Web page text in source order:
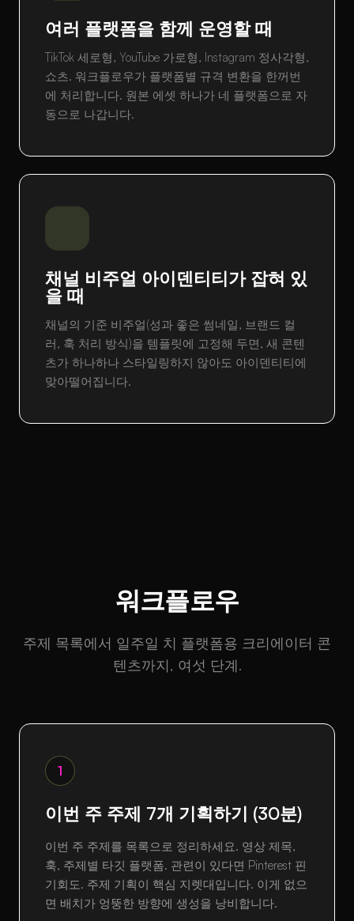
여러 플랫폼을 함께 운영할 때
TikTok 세로형, YouTube 가로형, Instagram 정사각형,
쇼츠. 워크플로우가 플랫폼별 규격 변환을 한꺼번
에 처리합니다. 원본 에셋 하나가 네 플랫폼으로 자
동으로 나갑니다.
채널 비주얼 아이덴티티가 잡혀 있
을 때
채널의 기준 비주얼(성과 좋은 썸네일, 브랜드 컬
러, 훅 처리 방식)을 템플릿에 고정해 두면, 새 콘텐
츠가 하나하나 스타일링하지 않아도 아이덴티티에
맞아떨어집니다.
워크플로우
주제 목록에서 일주일 치 플랫폼용 크리에이터 콘
텐츠까지, 여섯 단계.
1
이번 주 주제 7개 기획하기 (30분)
이번 주 주제를 목록으로 정리하세요. 영상 제목,
훅, 주제별 타깃 플랫폼. 관련이 있다면 Pinterest 핀
기회도. 주제 기획이 핵심 지렛대입니다. 이게 없으
면 배치가 엉뚱한 방향에 생성을 낭비합니다.